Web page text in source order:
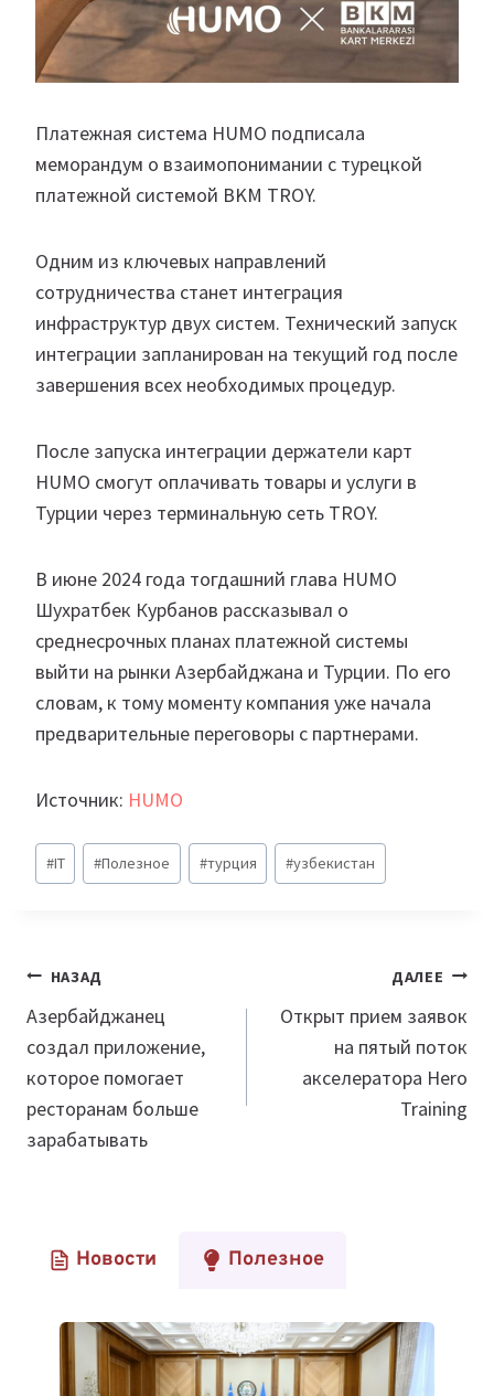
Платежная система HUMO подписала
меморандум о взаимопонимании с турецкой
платежной системой BKM TROY.
Одним из ключевых направлений
сотрудничества станет интеграция
инфраструктур двух систем. Технический запуск
интеграции запланирован на текущий год после
завершения всех необходимых процедур.
После запуска интеграции держатели карт
HUMO смогут оплачивать товары и услуги в
Турции через терминальную сеть TROY.
В июне 2024 года тогдашний глава HUMO
Шухратбек Курбанов рассказывал о
среднесрочных планах платежной системы
выйти на рынки Азербайджана и Турции. По его
словам, к тому моменту компания уже начала
предварительные переговоры с партнерами.
Источник: HUMO
Метки
записи:
#IT #Полезное #турция #узбекистан
Навигация
по
записям
НАЗАД
Азербайджанец
создал приложение,
которое помогает
ресторанам больше
зарабатывать
ДАЛЕЕ
Открыт прием заявок
на пятый поток
акселератора Hero
Training
Новости Полезное